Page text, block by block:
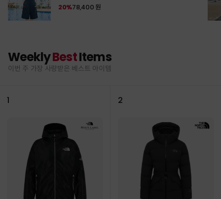
78,400 원
20%
WeeklyBestItems
이번 주 가장 사랑받은 베스트 아이템
1 2